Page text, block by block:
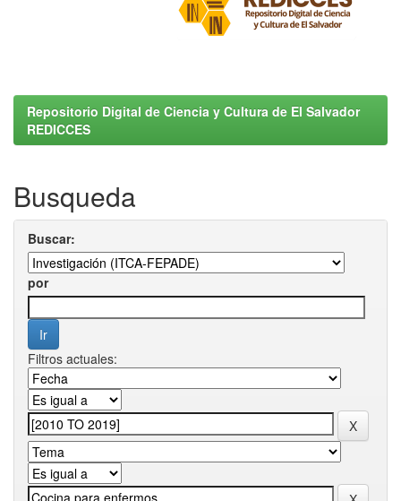
Repositorio Digital de Ciencia y Cultura de El Salvador
REDICCES
Busqueda
Buscar:
por
Filtros actuales: